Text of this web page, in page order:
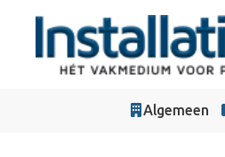
Algemeen